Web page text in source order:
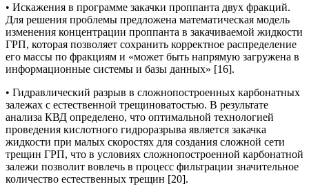
• Искажения в программе закачки проппанта двух фракций.
Для решения проблемы предложена математическая модель
изменения концентрации проппанта в закачиваемой жидкости
ГРП, которая позволяет сохранить корректное распределение
его массы по фракциям и «может быть напрямую загружена в
информационные системы и базы данных» [16].
• Гидравлический разрыв в сложнопостроенных карбонатных
залежах с естественной трещиноватостью. В результате
анализа КВД определено, что оптимальной технологией
проведения кислотного гидроразрыва является закачка
жидкости при малых скоростях для создания сложной сети
трещин ГРП, что в условиях сложнопостроенной карбонатной
залежи позволит вовлечь в процесс фильтрации значительное
количество естественных трещин [20].